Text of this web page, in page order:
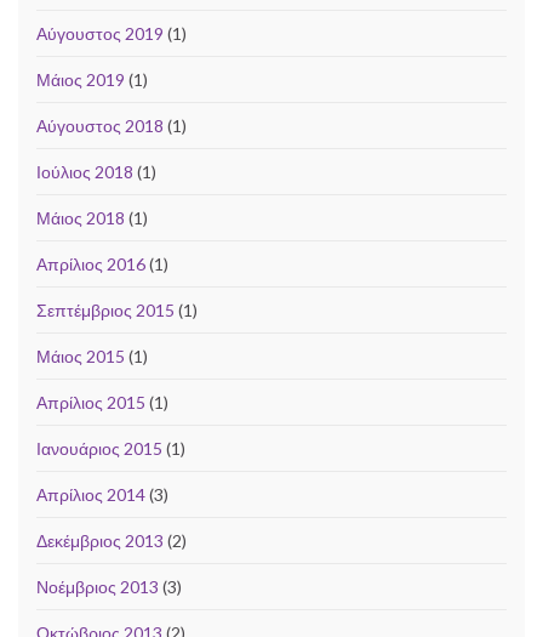
Αύγουστος 2019 (1)
Μάιος 2019 (1)
Αύγουστος 2018 (1)
Ιούλιος 2018 (1)
Μάιος 2018 (1)
Απρίλιος 2016(1)
Σεπτέμβριος 2015 (1)
Μάιος 2015 (1)
Απρίλιος 2015 (1)
Ιανουάριος 2015 (1)
Απρίλιος 2014(3)
Δεκέμβριος 2013 (2)
Νοέμβριος 2013 (3)